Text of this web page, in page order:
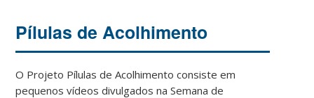
Pílulas de Acolhimento
O Projeto Pílulas de Acolhimento consiste em
pequenos vídeos divulgados na Semana de